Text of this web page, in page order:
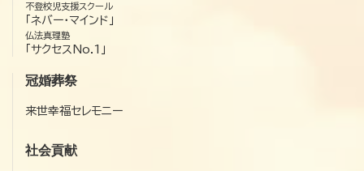
不登校児支援スクール
「ネバー・マインド」
仏法真理塾
「サクセスNo.1」
冠婚葬祭
来世幸福セレモニー
社会貢献